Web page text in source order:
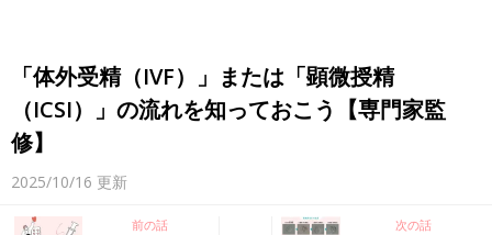
「体外受精（IVF）」または「顕微授精
（ICSI）」の流れを知っておこう【専門家監
修】
2025/10/16 更新
前の話
次の話